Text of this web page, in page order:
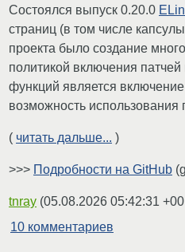
Состоялся выпуск 0.20.0
страниц (в том числе капсулы
проекта было создание
политикой включения
функций является
возможность использования
( читать дальше... )
>>> Подробности на GitHub
tnray (05.08.2026 05:42:31
10 комментариев